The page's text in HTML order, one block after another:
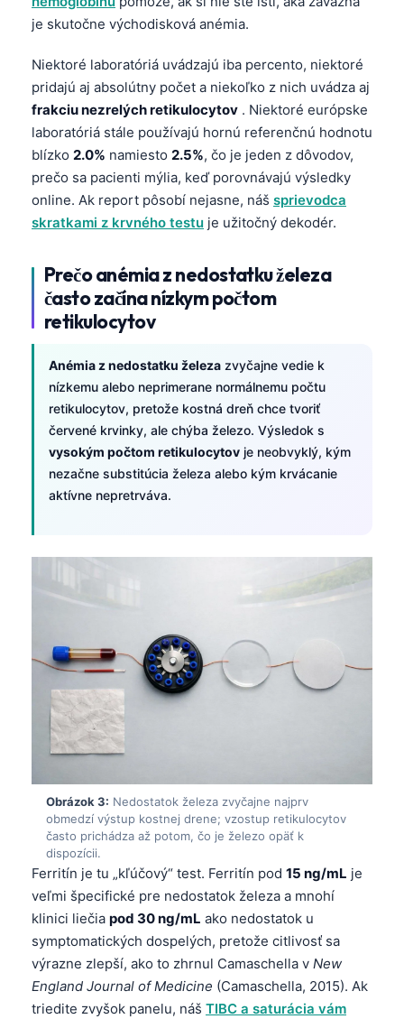
je skutočne východisková anémia.
Niektoré laboratóriá uvádzajú iba percento, niektoré
pridajú aj absolútny počet a niekoľko z nich uvádza aj
frakciu nezrelých retikulocytov . Niektoré európske
laboratóriá stále používajú hornú referenčnú hodnotu
blízko 2.0% namiesto 2.5%, čo je jeden z dôvodov,
prečo sa pacienti mýlia, keď porovnávajú výsledky
online. Ak report pôsobí nejasne, náš sprievodca
skratkami z krvného testu je užitočný dekodér.
Prečo anémia z nedostatku železa
často začína nízkym počtom
retikulocytov
Anémia z nedostatku železa zvyčajne vedie k
nízkemu alebo neprimerane normálnemu počtu
retikulocytov, pretože kostná dreň chce tvoriť
červené krvinky, ale chýba železo. Výsledok s
vysokým počtom retikulocytov je neobvyklý, kým
nezačne substitúcia železa alebo kým krvácanie
aktívne nepretrváva.
Obrázok 3: Nedostatok železa zvyčajne najprv
obmedzí výstup kostnej drene; vzostup retikulocytov
často prichádza až potom, čo je železo opäť k
dispozícii.
Ferritín je tu „kľúčový“ test. Ferritín pod 15 ng/mL je
veľmi špecifické pre nedostatok železa a mnohí
klinici liečia pod 30 ng/mL ako nedostatok u
symptomatických dospelých, pretože citlivosť sa
výrazne zlepší, ako to zhrnul Camaschella v New
England Journal of Medicine (Camaschella, 2015). Ak
triedite zvyšok panelu, náš TIBC a saturácia vám